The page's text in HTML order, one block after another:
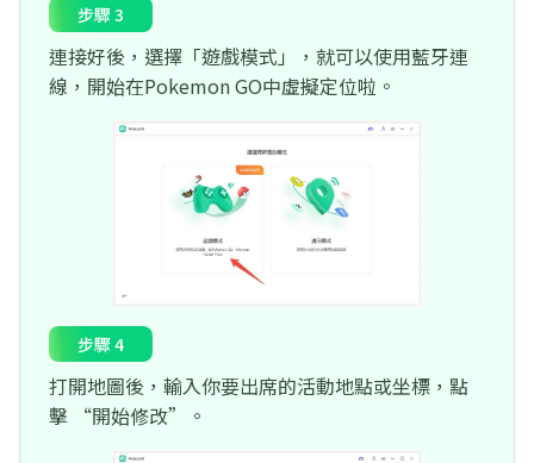
步驟 3
連接好後，選擇「遊戲模式」，就可以使用藍牙連
線，開始在Pokemon GO中虛擬定位啦。
步驟 4
打開地圖後，輸入你要出席的活動地點或坐標，點
擊 “開始修改”。